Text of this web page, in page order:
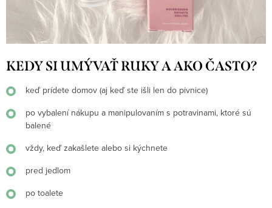
KEDY SI UMÝVAŤ RUKY A AKO ČASTO?
keď prídete domov (aj keď ste išli len do pivnice)
po vybalení nákupu a manipulovaním s potravinami, ktoré sú
balené
vždy, keď zakašlete alebo si kýchnete
pred jedlom
po toalete